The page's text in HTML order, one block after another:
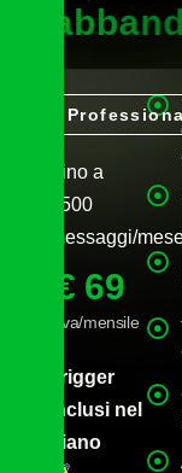
abband
Fino a
2500
messaggi/
€ 69
+iva/mensile
Trigger
inclusi nel
piano